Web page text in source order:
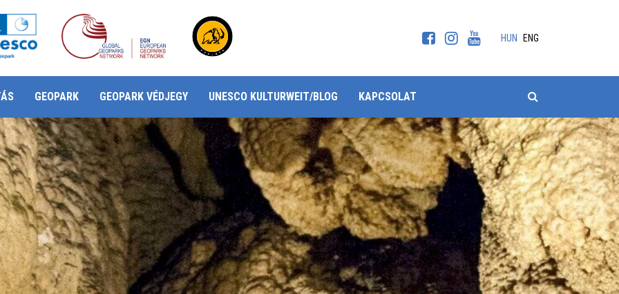
HUN ENG
GEOPARK GEOPARK VÉDJEGY UNESCO KULTURWEIT/BLOG KAPCSOLAT